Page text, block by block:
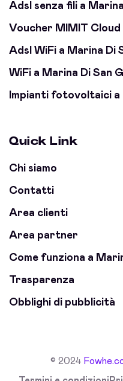
Adsl senza fili a
Voucher MIMIT
Adsl WiFi a Marina Di
WiFi a Marina Di San
Impianti fotovoltaici
Quick Link
Chi siamo
Contatti
Area clienti
Area partner
Come funziona a
Trasparenza
Obblighi di pubblicità
© 2024